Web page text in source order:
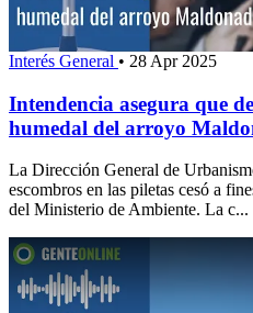
Interés General • 28 Apr 2025
Intendencia asegura que
humedal del arroyo
La Dirección General de
escombros en las piletas cesó a
del Ministerio de Ambiente. La c...